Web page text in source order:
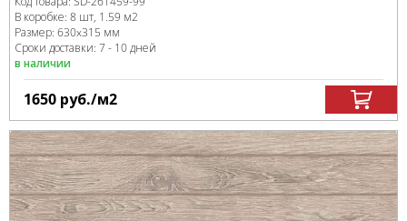
В коробке: 8 шт, 1.59 м2
Размер: 630x315 мм
Сроки доставки: 7 - 10 дней
в наличии
1650 руб./м2